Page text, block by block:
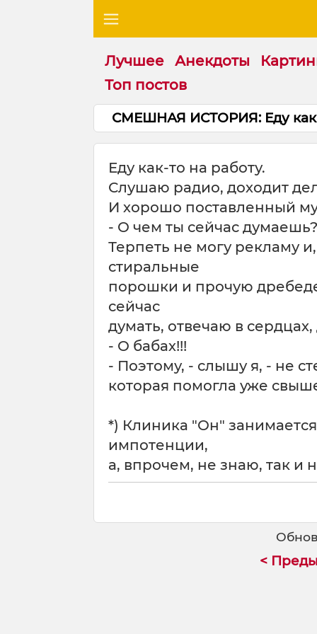
Лучшее Анекдоты
Топ постов
СМЕШНАЯ ИСТОРИЯ: Еду как-
Еду как-то на работу.
Слушаю радио, доходит
И хорошо поставленный
- О чем ты сейчас думаешь?
Терпеть не могу рекламу
стиральные
порошки и прочую
сейчас
думать, отвечаю в
- О бабах!!!
- Поэтому, - слышу я, - не
которая помогла уже
*) Клиника "Он"
импотенции,
а, впрочем, не знаю, так и
<